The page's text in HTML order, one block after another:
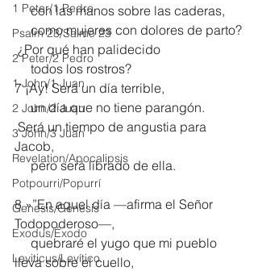
1 Peter/1 Pedro
Psalm 23/Salmo 23
2 Peter/2 Pedro
1 John/1 Juan
2 John/2 Juan
3 John/3 Juan
Revelation/Apocalipsis
Potpourri/Popurrí
Genesis/Génesis
Exodus/Éxodo
Leviticus/Levítico
     con las manos sobre las caderas,
     como mujeres con dolores de parto?
¿Por qué han palidecido
     todos los rostros?
7 ¡Ay! Será un día terrible,
     un día que no tiene parangón.
Será un tiempo de angustia para
Jacob,
     pero será librado de ella.
8 »”En aquel día —afirma el Señor
Todopoderoso—,
     quebraré el yugo que mi pueblo
lleva sobre el cuello,